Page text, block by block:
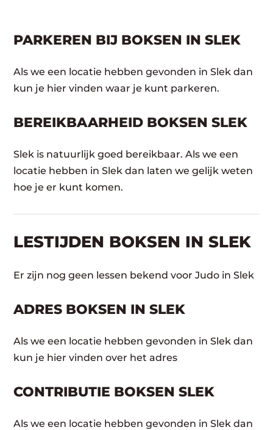
PARKEREN BIJ BOKSEN IN SLEK
Als we een locatie hebben gevonden in Slek dan
kun je hier vinden waar je kunt parkeren.
BEREIKBAARHEID BOKSEN SLEK
Slek is natuurlijk goed bereikbaar. Als we een
locatie hebben in Slek dan laten we gelijk weten
hoe je er kunt komen.
LESTIJDEN BOKSEN IN SLEK
Er zijn nog geen lessen bekend voor Judo in Slek
ADRES BOKSEN IN SLEK
Als we een locatie hebben gevonden in Slek dan
kun je hier vinden over het adres
CONTRIBUTIE BOKSEN SLEK
Als we een locatie hebben gevonden in Slek dan